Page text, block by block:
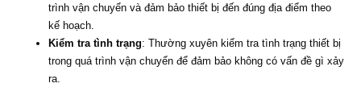
trình vận chuyển và đảm bảo thiết bị đến đúng địa điểm theo
kế hoạch.
Kiểm tra tình trạng: Thường xuyên kiểm tra tình trạng thiết bị
trong quá trình vận chuyển để đảm bảo không có vấn đề gì xảy
ra.